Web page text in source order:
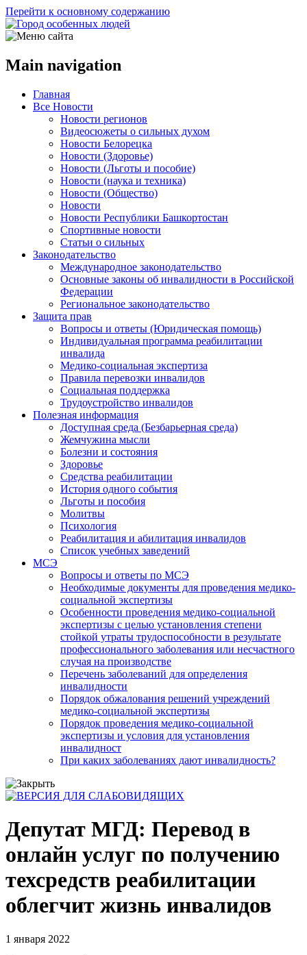
Перейти к основному содержанию
Main navigation
Главная
Все Новости
Новости регионов
Видеосюжеты о сильных духом
Новости Белорецка
Новости (Здоровье)
Новости (Льготы и пособие)
Новости (наука и техника)
Новости (Общество)
Новости
Новости Республики Башкортостан
Спортивные новости
Статьи о сильных
Законодательство
Международное законодательство
Основные законы об инвалидности в Российской
Федерации
Региональное законодательство
Защита прав
Вопросы и ответы (Юридическая помощь)
Индивидуальная программа реабилитации
инвалида
Медико-социальная экспертиза
Правила перевозки инвалидов
Социальная поддержка
Трудоустройство инвалидов
Полезная информация
Доступная среда (Безбарьерная среда)
Жемчужина мысли
Болезни и состояния
Здоровье
Средства реабилитации
История одного события
Льготы и пособия
Молитвы
Психология
Реабилитация и абилитация инвалидов
Список учебных заведений
МСЭ
Вопросы и ответы по МСЭ
Необходимые документы для проведения медико-
социальной экспертизы
Особенности проведения медико-социальной
экспертизы с целью установления степени
стойкой утраты трудоспособности в результате
профессионального заболевания или несчастного
случая на производстве
Перечень заболеваний для определения
инвалидности
Порядок обжалования решений учреждений
медико-социальной экспертизы
Порядок проведения медико-социальной
экспертизы и условия для установления
инвалидност
При каких заболеваниях дают инвалидность?
Депутат МГД: Перевод в
онлайн услуг по получению
техсредств реабилитации
облегчит жизнь инвалидов
1 января 2022